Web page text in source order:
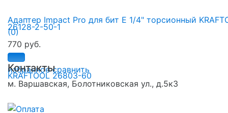
избранное сравнить
Адаптер Impact Pro для бит E 1/4" торсионный
(0)
770 руб.
Контакты
м. Варшавская, Болотниковская ул., д.5к3